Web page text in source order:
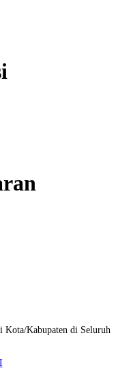
Kota/Kabupaten di Seluruh